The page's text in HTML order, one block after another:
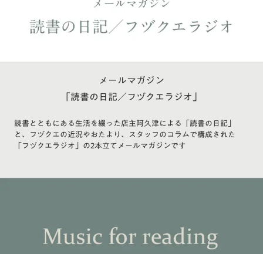
メールマガジン
「読書の日記／フヅクエラジオ」
読書とともにある生活を綴った店主阿久津による「読書の日記」
と、フヅクエの近況やおたより、スタッフのコラムで構成された
「フヅクエラジオ」の2本立てメールマガジンです